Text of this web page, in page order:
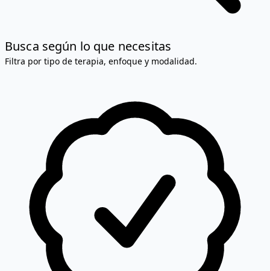
Busca según lo que necesitas
Filtra por tipo de terapia, enfoque y modalidad.